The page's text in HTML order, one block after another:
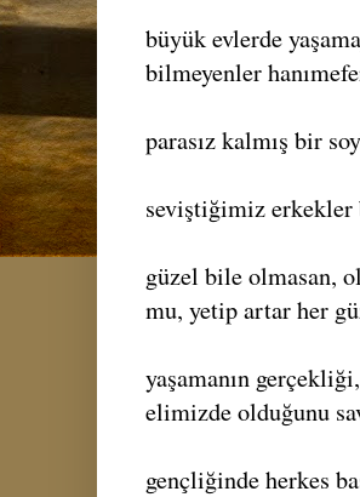
büyük evlerde
bilmeyenler
parasız kalmış bir
seviştiğimiz
güzel bile olmasan,
mu, yetip artar her
yaşamanın
elimizde olduğunu
gençliğinde herkes